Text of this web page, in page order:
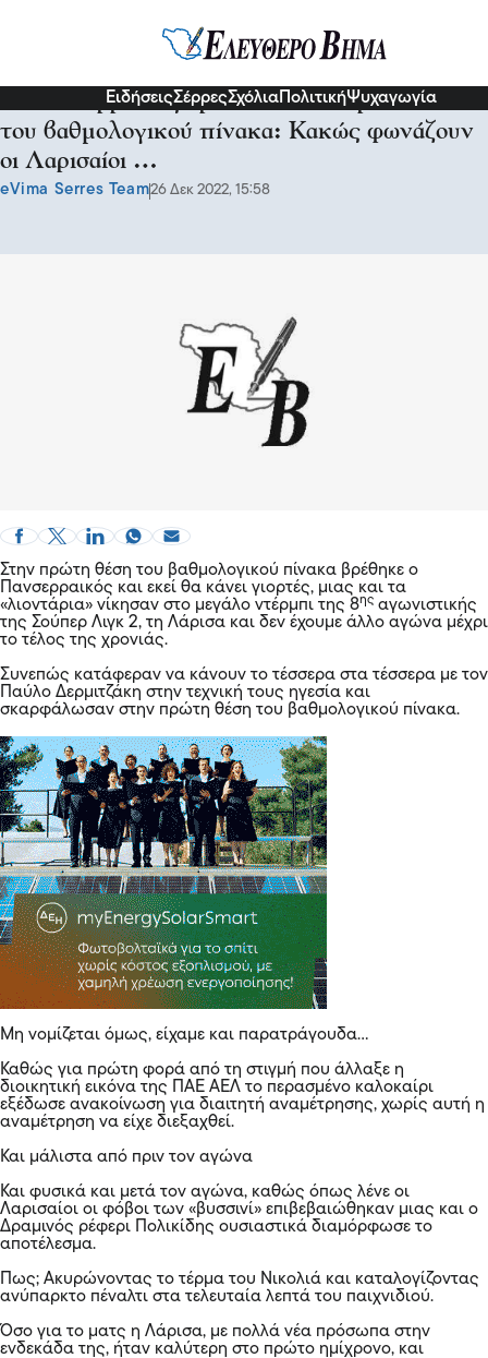
ΕιδήσειςΣέρρεςΣχόλια ΠολιτικήΨυχαγωγία
Ο Πανσερραικός βρέθηκε στην πρώτη θέση
του βαθμολογικού πίνακα: Κακώς φωνάζουν
οι Λαρισαίοι …
eVima Serres Team26 Δεκ 2022, 15:58
Στην πρώτη θέση του βαθμολογικού πίνακα βρέθηκε ο
Πανσερραικός και εκεί θα κάνει γιορτές, μιας και τα
«λιοντάρια» νίκησαν στο μεγάλο ντέρμπι της 8ης αγωνιστικής
της Σούπερ Λιγκ 2, τη Λάρισα και δεν έχουμε άλλο αγώνα μέχρι
το τέλος της χρονιάς.
Συνεπώς κατάφεραν να κάνουν το τέσσερα στα τέσσερα με τον
Παύλο Δερμιτζάκη στην τεχνική τους ηγεσία και
σκαρφάλωσαν στην πρώτη θέση του βαθμολογικού πίνακα.
Μη νομίζεται όμως, είχαμε και παρατράγουδα…
Καθώς για πρώτη φορά από τη στιγμή που άλλαξε η
διοικητική εικόνα της ΠΑΕ ΑΕΛ το περασμένο καλοκαίρι
εξέδωσε ανακοίνωση για διαιτητή αναμέτρησης, χωρίς αυτή η
αναμέτρηση να είχε διεξαχθεί.
Και μάλιστα από πριν τον αγώνα
Και φυσικά και μετά τον αγώνα, καθώς όπως λένε οι
Λαρισαίοι οι φόβοι των «βυσσινί» επιβεβαιώθηκαν μιας και ο
Δραμινός ρέφερι Πολικίδης ουσιαστικά διαμόρφωσε το
αποτέλεσμα.
Πως; Ακυρώνοντας το τέρμα του Νικολιά και καταλογίζοντας
ανύπαρκτο πέναλτι στα τελευταία λεπτά του παιχνιδιού.
Όσο για το ματς η Λάρισα, με πολλά νέα πρόσωπα στην
ενδεκάδα της, ήταν καλύτερη στο πρώτο ημίχρονο, και